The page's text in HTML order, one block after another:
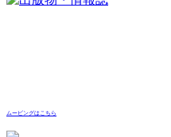
ムービングはこちら